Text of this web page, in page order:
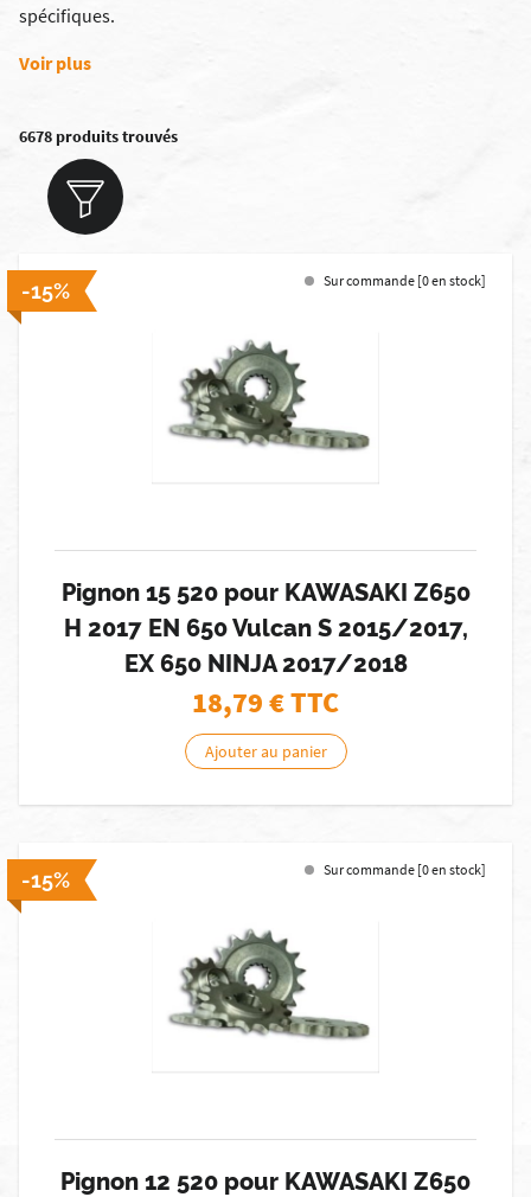
spécifiques.
Voir plus
6678 produits trouvés
-15% Sur commande [0 en stock]
Pignon 15 520 pour KAWASAKI Z650
H 2017 EN 650 Vulcan S 2015/2017,
EX 650 NINJA 2017/2018
18,79€ TTC
Ajouter au panier
-15% Sur commande [0 en stock]
Pignon 12 520 pour KAWASAKI Z650